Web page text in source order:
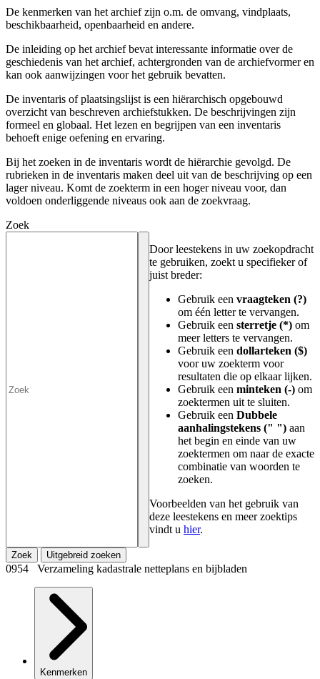
De kenmerken van het archief zijn o.m. de omvang, vindplaats,
beschikbaarheid, openbaarheid en andere.
De inleiding op het archief bevat interessante informatie over de
geschiedenis van het archief, achtergronden van de archiefvormer en
kan ook aanwijzingen voor het gebruik bevatten.
De inventaris of plaatsingslijst is een hiërarchisch opgebouwd
overzicht van beschreven archiefstukken. De beschrijvingen zijn
formeel en globaal. Het lezen en begrijpen van een inventaris
behoeft enige oefening en ervaring.
Bij het zoeken in de inventaris wordt de hiërarchie gevolgd. De
rubrieken in de inventaris maken deel uit van de beschrijving op een
lager niveau. Komt de zoekterm in een hoger niveau voor, dan
voldoen onderliggende niveaus ook aan de zoekvraag.
Zoek
Door leestekens in uw zoekopdracht
te gebruiken, zoekt u specifieker of
juist breder:
Gebruik een vraagteken (?)
om één letter te vervangen.
Gebruik een sterretje (*) om
meer letters te vervangen.
Gebruik een dollarteken ($)
voor uw zoekterm voor
resultaten die op elkaar lijken.
Gebruik een minteken (-) om
zoektermen uit te sluiten.
Gebruik een Dubbele
aanhalingstekens (" ") aan
het begin en einde van uw
zoektermen om naar de exacte
combinatie van woorden te
zoeken.
Voorbeelden van het gebruik van
deze leestekens en meer zoektips
vindt u hier.
Zoek Uitgebreid zoeken
0954 Verzameling kadastrale netteplans en bijbladen
Kenmerken